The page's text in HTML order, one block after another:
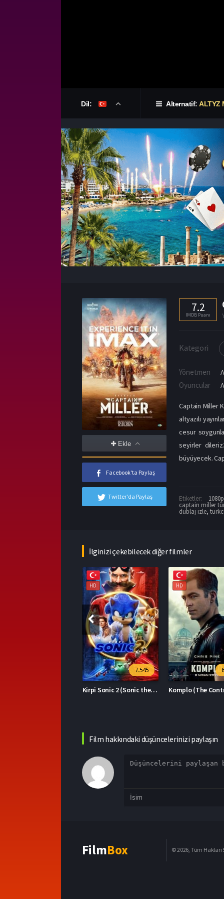
Dil: Alternatif: ALTYZ
Ekle
Facebook'ta Paylaş
Twitter'da Paylaş
7.2
IMDB Puanı
Kategori
Yönetmen
Oyuncular
Captain Miller
altyazılı
cesur
seyirler
büyüyecek.
Etiketler:
captain miller
dublaj izle,
İlginizi çekebilecek diğer filmler
HD
6.394
Komplo (The Contractor)
HD
Film hakkındaki düşüncelerinizi paylaşın
FilmBox © 2026, Tüm Hakları